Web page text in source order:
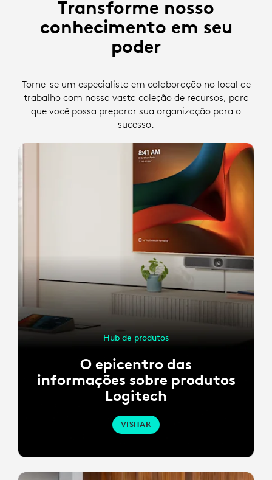
Transforme nosso
conhecimento em seu
poder
Torne-se um especialista em colaboração no local de
trabalho com nossa vasta coleção de recursos, para
que você possa preparar sua organização para o
sucesso.
Hub de produtos
O epicentro das
informações sobre produtos
Logitech
VISITAR